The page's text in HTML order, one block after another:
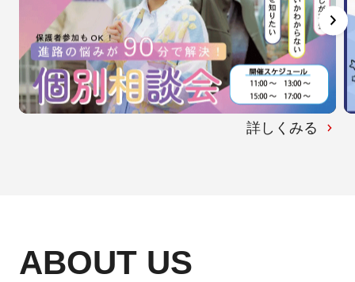
詳しくみる
ABOUT US